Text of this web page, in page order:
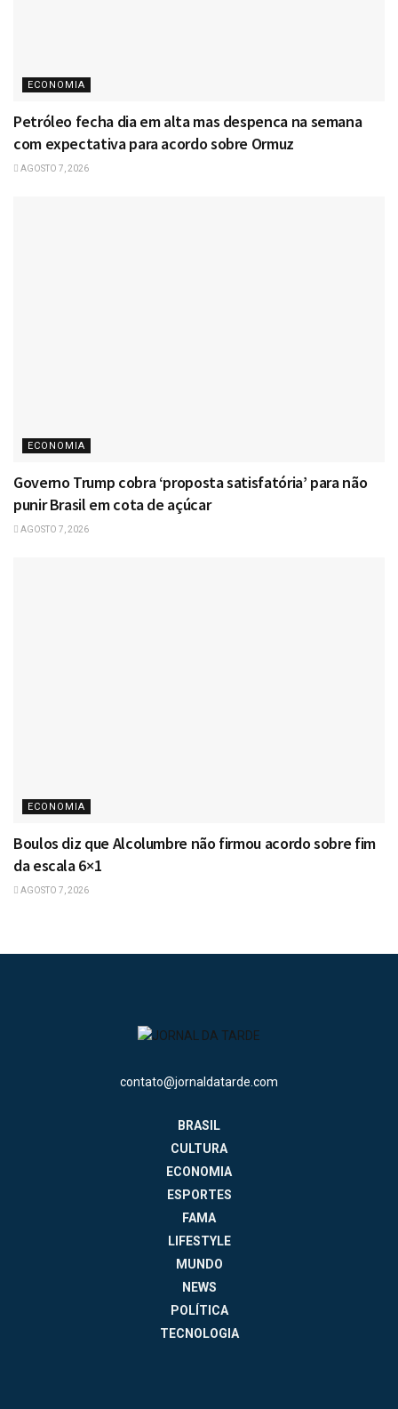
ECONOMIA
Petróleo fecha dia em alta mas despenca na semana
com expectativa para acordo sobre Ormuz
AGOSTO 7, 2026
ECONOMIA
Governo Trump cobra ‘proposta satisfatória’ para não
punir Brasil em cota de açúcar
AGOSTO 7, 2026
ECONOMIA
Boulos diz que Alcolumbre não firmou acordo sobre fim
da escala 6×1
AGOSTO 7, 2026
contato@jornaldatarde.com
BRASIL
CULTURA
ECONOMIA
ESPORTES
FAMA
LIFESTYLE
MUNDO
NEWS
POLÍTICA
TECNOLOGIA